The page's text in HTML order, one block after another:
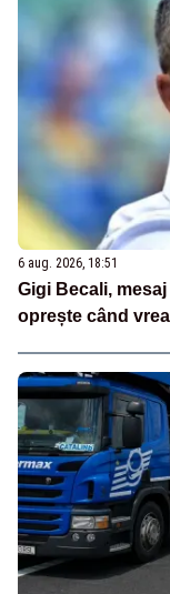
6 aug. 2026, 18:51
Gigi Becali,
oprește când